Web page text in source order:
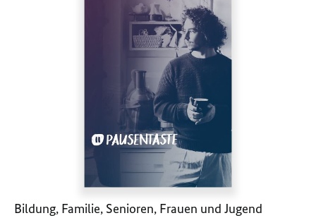
Bildung, Familie, Senioren, Frauen und Jugend